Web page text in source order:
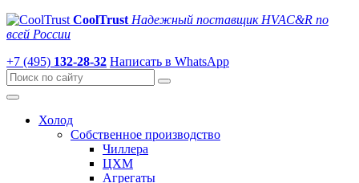
CoolTrust Надежный поставщик HVAC&R по
всей России
+7 (495) 132-28-32 Написать в WhatsApp
Холод
Собственное производство
Чиллера
ЦХМ
Агрегаты